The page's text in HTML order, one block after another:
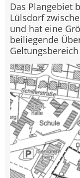
Das Plangebiet
Lülsdorf
und hat eine
beiliegende